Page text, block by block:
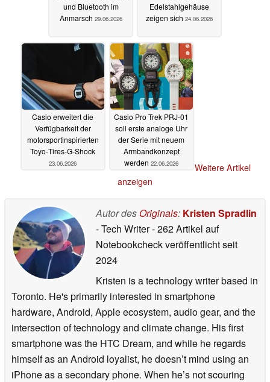
und Bluetooth im
Anmarsch 29.06.2026
Edelstahlgehäuse
zeigen sich 24.06.2026
Casio erweitert die
Verfügbarkeit der
motorsportinspirierten
Toyo‑Tires‑G‑Shock
23.06.2026
Casio Pro Trek PRJ-01
soll erste analoge Uhr
der Serie mit neuem
Armbandkonzept
werden 22.06.2026
Weitere Artikel
anzeigen
Autor des Originals: Kristen Spradlin
- Tech Writer- 262 Artikel auf
Notebookcheck veröffentlichtseit
2024
Kristen is a technology writer based in
Toronto. He's primarily interested in smartphone
hardware, Android, Apple ecosystem, audio gear, and the
intersection of technology and climate change. His first
smartphone was the HTC Dream, and while he regards
himself as an Android loyalist, he doesn’t mind using an
iPhone as a secondary phone. When he’s not scouring